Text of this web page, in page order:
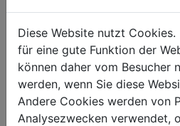
Auftischgerät mit eleganter Optik
von 20 kW. Ausgestattet mit vier
Topfdurchmesser bis 280 mm und
zwischen Leistungsstufen und
zuverlässiger Begleiter.
Diese Website nutzt
für eine gute Funktion der
können daher vom Besucher
werden, wenn Sie diese
Andere Cookies werden von
Analysezwecken verwendet,